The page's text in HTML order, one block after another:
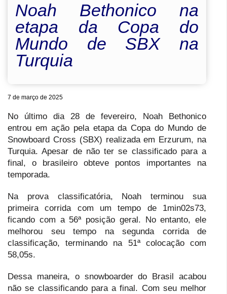
Noah Bethonico na
etapa da Copa do
Mundo de SBX na
Turquia
7 de março de 2025
No último dia 28 de fevereiro, Noah Bethonico
entrou em ação pela etapa da Copa do Mundo de
Snowboard Cross (SBX) realizada em Erzurum, na
Turquia. Apesar de não ter se classificado para a
final, o brasileiro obteve pontos importantes na
temporada.
Na prova classificatória, Noah terminou sua
primeira corrida com um tempo de 1min02s73,
ficando com a 56ª posição geral. No entanto, ele
melhorou seu tempo na segunda corrida de
classificação, terminando na 51ª colocação com
58,05s.
Dessa maneira, o snowboarder do Brasil acabou
não se classificando para a final. Com seu melhor